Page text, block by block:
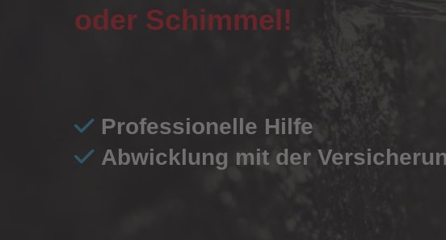
oder Schimmel!
Professionelle Hilfe
Abwicklung mit der